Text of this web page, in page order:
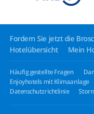
Fordern Sie jetzt die
Hotelübersicht
Mein
Häufig gestellte Fragen
Enjoyhotels mit Klimaanlage
Datenschutzrichtlinie